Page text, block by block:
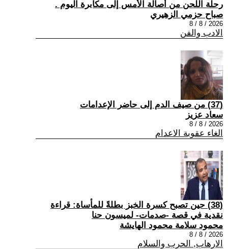
رحلة اللحن من أصالة الأمس إلى مكابرة اليوم .
صباح حزمي الزهيري
2026 / 8 / 8
الادب والفن
(37) من صيف الدم إلى حاضر الإعدامات
سعاد عزيز
2026 / 8 / 8
الغاء عقوبة الاعدام
(38) حين تصبح كسرة الخبز بطلةً للمأساة: قراءة
نقدية في قصة -صدمات- لميسون حنا
محمود سلامة محمود الهايشة
2026 / 8 / 8
الارهاب, الحرب والسلام